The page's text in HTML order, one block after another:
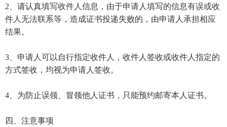
2、请认真填写收件人信息，由于申请人填写的信息有误或收
件人无法联系等，造成证书投递失败的，由申请人承担相应
结果。
3、申请人可以自行指定收件人，收件人签收或收件人指定的
方式签收，均视为申请人签收。
4、为防止误领、冒领他人证书，只能预约邮寄本人证书。
四、注意事项